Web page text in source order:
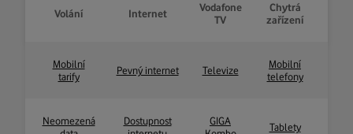
Volání Internet
Vodafone
TV
Chytrá
zařízení
Mobilní
tarify
Pevný internet Televize
Mobilní
telefony
Neomezená
Dostupnost
GIGA
Tablety